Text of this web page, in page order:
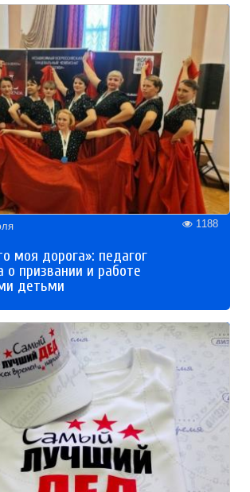
1188
моя дорога»: педагог
о призвании и работе
детьми